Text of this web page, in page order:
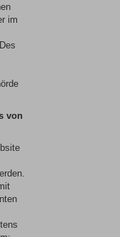
im
von